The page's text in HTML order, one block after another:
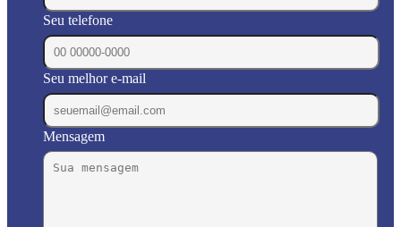
Seu telefone
Seu melhor e-mail
Mensagem